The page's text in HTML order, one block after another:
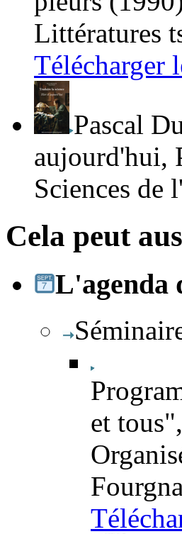
Littératures
Télécharger
Pascal
aujourd'hui,
Sciences de
Cela peut
L'agenda
et